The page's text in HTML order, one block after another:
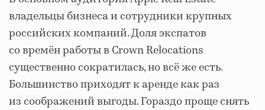
владельцы бизнеса и сотрудники крупных
российских компаний. Доля экспатов
со времён работы в Crown Relocations
существенно сократилась, но всё же есть.
Большинство приходят к аренде как раз
из соображений выгоды. Гораздо проще снять